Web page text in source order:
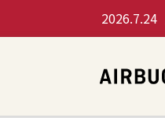
2026.7.24